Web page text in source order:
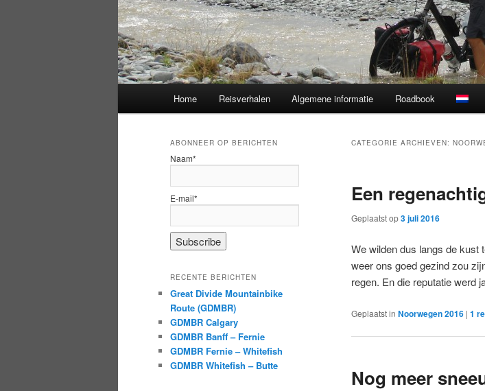
Home Reisverhalen Algemene informatie Roadbook
CATEGORIE ARCHIEVEN:
Een
Geplaatst op3 juli 2016
We wilden dus langs de kust
weer ons goed gezind zou
regen. En die reputatie
Geplaatst in Noorwegen 2016 | 1
Nog meer
ABONNEER OP BERICHTEN
Naam*
E-mail*
RECENTE BERICHTEN
Great Divide Mountainbike
Route (GDMBR)
GDMBR Calgary
GDMBR Banff – Fernie
GDMBR Fernie – Whitefish
GDMBR Whitefish – Butte